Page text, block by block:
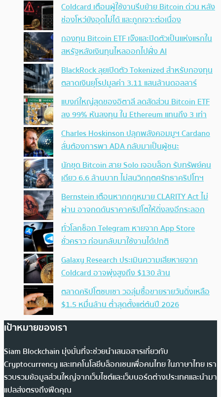
Coldcard เตือนผู้ใช้งานรีบย้าย Bitcoin ด่วน หลัง
ช่องโหว่ยังอุดไม่ได้ และถูกเจาะต่อเนื่อง
กองทุน Bitcoin ETF เจ๊งและปิดตัวเป็นแห่งแรกใน
สหรัฐหลังเงินทุนไหลออกไปฝั่ง AI
BlackRock ลุยเปิดตัว Tokenized สำหรับกองทุน
ตลาดเงินยุโรปมูลค่า 3.11 แสนล้านดอลลาร์
แบงก์ใหญ่สุดของอิตาลี ลดสัดส่วน Bitcoin ETF
ลง 99% หันลงทุน ใน Ethereum แทนถึง 3 เท่า
Charles Hoskinson ปลุกพลังคอมมูฯ Cardano
ลั่นต้องการพา ADA กลับมาเป็นผู้ชนะ
นักขุด Bitcoin สาย Solo เจอบล็อก รับทรัพย์คน
เดียว 6.6 ล้านบาท ไม่สนวิกฤตศรัทธาคริปโทฯ
Bernstein เตือนหากกฎหมาย CLARITY Act ไม่
ผ่าน อาจกดดันราคาคริปโตให้ดิ่งลงอีกระลอก
ทั่วโลกช็อก Telegram หายจาก App Store
ชั่วคราว ก่อนกลับมาใช้งานได้ปกติ
Galaxy Research ประเมินความเสียหายจาก
Coldcard อาจพุ่งสูงถึง $130 ล้าน
ตลาดคริปโตซบเซา วอลุ่มซื้อขายรายวันดิ่งเหลือ
$1.5 หมื่นล้าน ต่ำสุดตั้งแต่ต้นปี 2026
เป้าหมายของเรา
Siam Blockchain มุ่งมั่นที่จะช่วยนำเสนอสารเกี่ยวกับ
Cryptocurrency และเทคโนโลยีบล็อกเชนเพื่อคนไทย ในภาษาไทย เรา
รวบรวมข้อมูลส่วนใหญ่จากเว็บไซต์และเว็บบอร์ดต่างประเทศและนำมา
แปลส่งตรงถึงฟีดคุณ